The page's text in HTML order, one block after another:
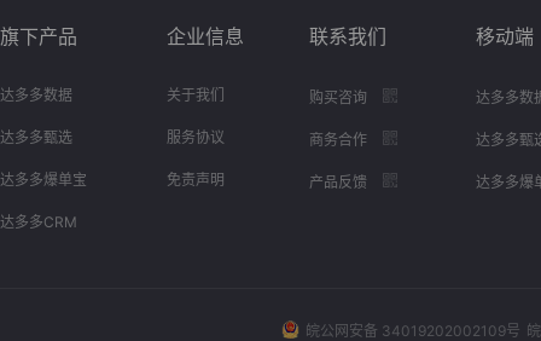
旗下产品
达多多数据
达多多甄选
达多多爆单宝
达多多CRM
企业信息
关于我们
服务协议
免责声明
联系我们
购买咨询
商务合作
产品反馈
移动端
达多多数
达多多甄
达多多爆
皖公网安备 34019202002109号